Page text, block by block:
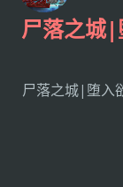
尸落之城
尸落之城|堕入